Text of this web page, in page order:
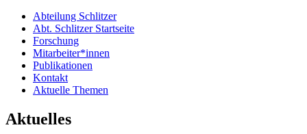
Abteilung Schlitzer
Abt. Schlitzer Startseite
Forschung
Mitarbeiter*innen
Publikationen
Kontakt
Aktuelle Themen
Aktuelles